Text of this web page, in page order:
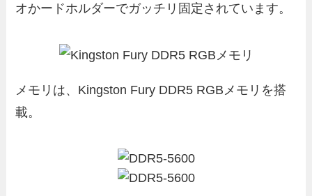
オかードホルダーでガッチリ固定されています。
メモリは、Kingston Fury DDR5 RGBメモリを搭
載。